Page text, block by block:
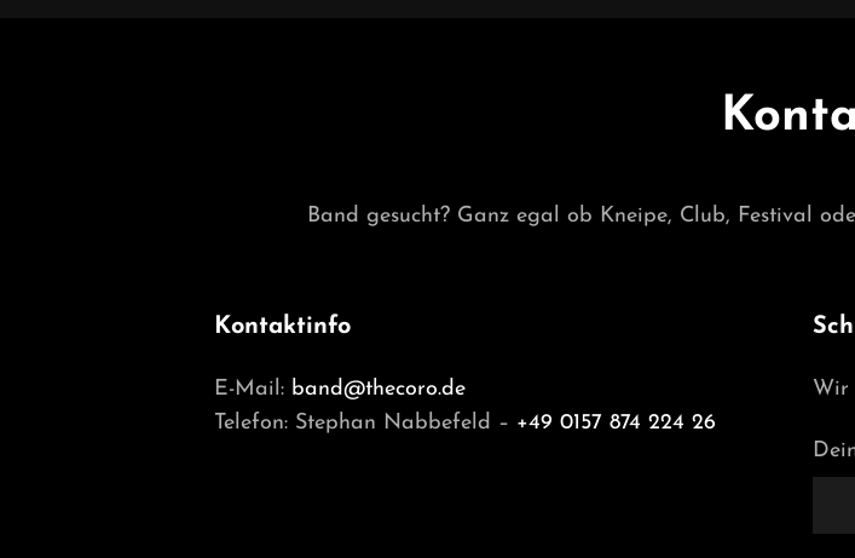
Band gesucht? Ganz egal ob Kneipe, Club, Festival
Kontaktinfo
E-Mail: band@thecoro.de
Telefon: Stephan Nabbefeld – +49 0157 874 224 26
Wir